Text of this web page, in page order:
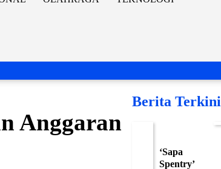
Anggaran
Berita Terkini
‘Sapa
Spentry’